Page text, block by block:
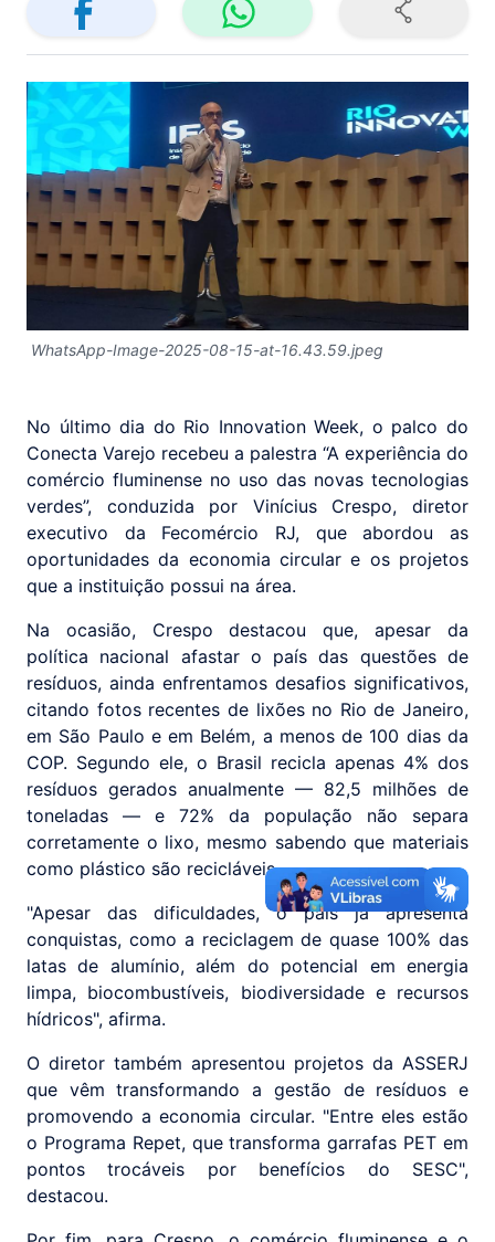
WhatsApp-Image-2025-08-15-at-16.43.59.jpeg
No último dia do Rio Innovation Week, o palco do
Conecta Varejo recebeu a palestra “A experiência do
comércio fluminense no uso das novas tecnologias
verdes”, conduzida por Vinícius Crespo, diretor
executivo da Fecomércio RJ, que abordou as
oportunidades da economia circular e os projetos
que a instituição possui na área.
Na ocasião, Crespo destacou que, apesar da
política nacional afastar o país das questões de
resíduos, ainda enfrentamos desafios significativos,
citando fotos recentes de lixões no Rio de Janeiro,
em São Paulo e em Belém, a menos de 100 dias da
COP. Segundo ele, o Brasil recicla apenas 4% dos
resíduos gerados anualmente — 82,5 milhões de
toneladas — e 72% da população não separa
corretamente o lixo, mesmo sabendo que materiais
como plástico são recicláveis.
"Apesar das dificuldades, o país já apresenta
conquistas, como a reciclagem de quase 100% das
latas de alumínio, além do potencial em energia
limpa, biocombustíveis, biodiversidade e recursos
hídricos", afirma.
O diretor também apresentou projetos da ASSERJ
que vêm transformando a gestão de resíduos e
promovendo a economia circular. "Entre eles estão
o Programa Repet, que transforma garrafas PET em
pontos trocáveis por benefícios do SESC",
destacou.